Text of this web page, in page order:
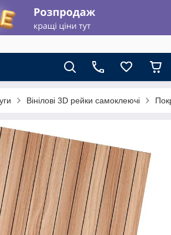
Вінілові 3D рейки самоклеючі